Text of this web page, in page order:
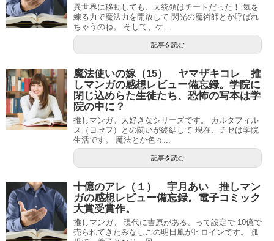
異世界に移動しても、大統領はチートだった！ 気を
練る力で魔法力を開放して 閃光の魔術師とか呼ばれ
ちゃうのね。 そして、ケ...
記事を読む
魔法使いの嫁（15） ヤマザキコレ 推
しマンガの感想レビュー備忘録。学院に
閉じ込めらた生徒たち、恐怖の写本は学
院の中に？
推しマンガ。大好きなシリーズです。 カルタフィル
ス（ヨセフ）との闘いが終結して 現在、チセは学院
生活です。 魔法とか色々...
記事を読む
十億のアレ（１） 宇月あい 推しマン
ガの感想レビュー備忘録。電子コミック
大賞受賞作。
推しマンガ。 現代に吉原がある、って設定で 10億で
売られてきたみなしごの明日風がヒロインです。 孤